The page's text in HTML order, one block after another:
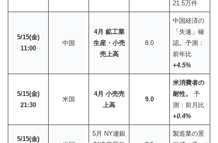
21.5万件
5/15(金)
11:00
中国
4月 鉱工業
生産・小売
売上高
8.0
中国経済の
「失速」確
認。予測：
前年比
+4.5%
5/15(金)
21:30
米国
4月 小売売
上高
9.0
米消費者の
耐性。
予
測：前月比
+0.4%
5/15(金)
5月 NY連銀
製造業の景